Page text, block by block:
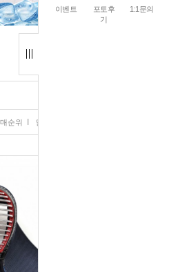
이벤트
포토후
기
1:1문의
순위 많이 본 상품